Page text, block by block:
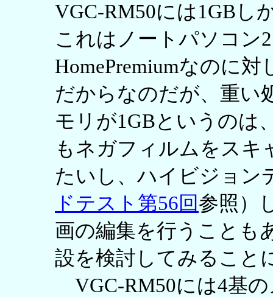
VGC-RM50には1GBし
これはノートパソコン
HomePremiumなのに対
だからなのだが、重い
モリが1GBというのは
もネガフィルムをスキ
たいし、ハイビジョン
ドテスト第56回参照）
画の編集を行うことも
設を検討してみること
VGC-RM50には4基